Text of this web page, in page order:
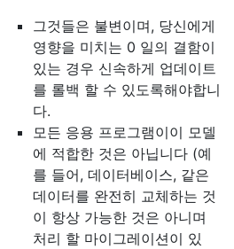
그것들은 불변이며, 당신에게
영향을 미치는 0 일의 결함이
있는 경우 신속하게 업데이트
를 롤백 할 수 있도록해야합니
다.
모든 응용 프로그램이이 모델
에 적합한 것은 아닙니다 (예
를 들어, 데이터베이스, 같은
데이터를 완전히 교체하는 것
이 항상 가능한 것은 아니며
처리 할 마이그레이션이 있